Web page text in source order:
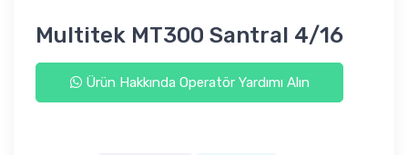
Multitek MT300 Santral 4/16
Ürün Hakkında Operatör Yardımı Alın